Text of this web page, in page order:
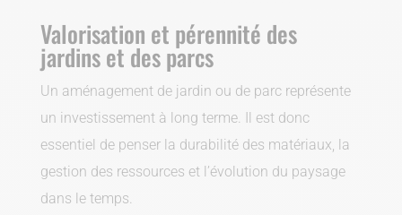
Valorisation et pérennité des
jardins et des parcs
Un aménagement de jardin ou de parc représente
un investissement à long terme. Il est donc
essentiel de penser la durabilité des matériaux, la
gestion des ressources et l’évolution du paysage
dans le temps.